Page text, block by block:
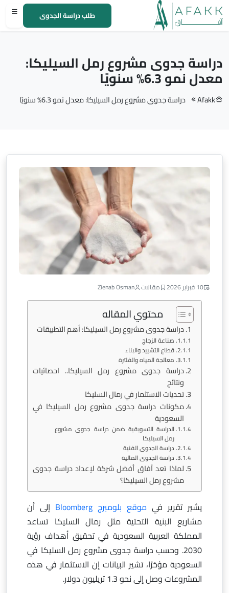
طلب دراسة الجدوى
دراسة جدوى مشروع رمل السيليكا:
معدل نمو 6.3% سنويًا
Afakk دراسة جدوى مشروع رمل السيليكا: معدل نمو 6.3% سنويًا
10 فبراير 2026 مقالات Zienab Osman
محتوي المقاله
دراسة جدوى مشروع رمل السيليكا: أهم التطبيقات
صناعة الزجاج
قطاع التشييد والبناء
معالجة المياه والفلترة
دراسة جدوى مشروع رمل السيليكا.. احصائيات
ونتائج
تحديات الاستثمار في رمال السليكا
مكونات دراسة جدوى مشروع رمل السيليكا في
السعودية
الدراسة التسويقية ضمن دراسة جدوى مشروع
رمل السيليكا
دراسة الجدوى الفنية
دراسة الجدوى المالية
لماذا تعد آفاق أفضل شركة لإعداد دراسة جدوى
مشروع رمل السيليكا؟
يشير تقرير في موقع بلومبرج Bloomberg
إلى أن
مشاريع البنية التحتية مثل رمال السليكا تساعد
المملكة العربية السعودية في تحقيق أهداف رؤية
2030. وحسب دراسة جدوى مشروع رمل السليكا في
السعودية مؤخرًا، تشير البيانات إن الاستثمار في هذه
المشروعات وصل إلى نحو 1.3 تريليون دولار.